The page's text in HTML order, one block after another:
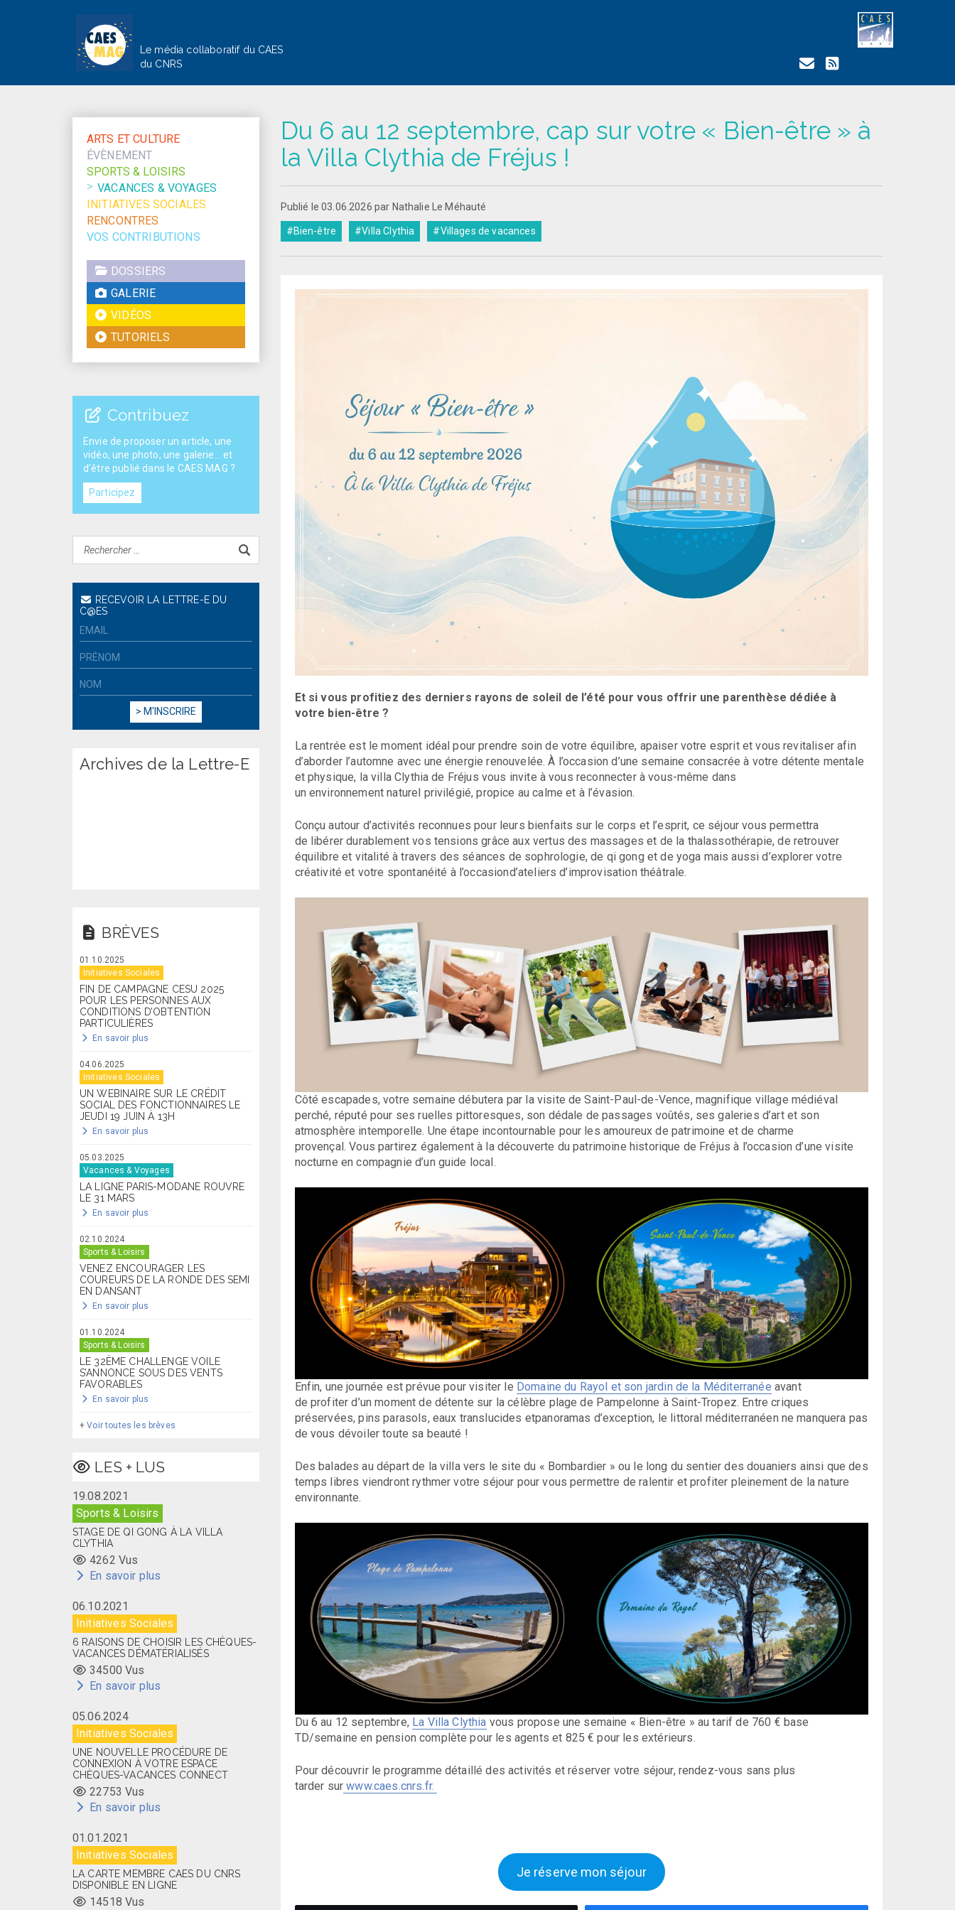
Le média collaboratif du CAES
du CNRS
Du 6 au 12 septembre, cap sur votre « Bien-être » à
la Villa Clythia de Fréjus !
Publié le 03.06.2026 par Nathalie Le Méhauté
#Bien-être #Villa Clythia #Villages de vacances
Et si vous profitiez des derniers rayons de soleil de l’été pour vous offrir une parenthèse dédiée à
votre bien-être ?
La rentrée est le moment idéal pour prendre soin de votre équilibre, apaiser votre esprit et vous revitaliser afin
d’aborder l’automne avec une énergie renouvelée. À l’occasion d’une semaine consacrée à votre détente mentale
et physique, la villa Clythia de Fréjus vous invite à vous reconnecter à vous-même dans
un environnement naturel privilégié, propice au calme et à l’évasion.
Conçu autour d’activités reconnues pour leurs bienfaits sur le corps et l’esprit, ce séjour vous permettra
de libérer durablement vos tensions grâce aux vertus des massages et de la thalassothérapie, de retrouver
équilibre et vitalité à travers des séances de sophrologie, de qi gong et de yoga mais aussi d’explorer votre
créativité et votre spontanéité à l’occasiond’ateliers d’improvisation théâtrale.
Côté escapades, votre semaine débutera par la visite de Saint-Paul-de-Vence, magnifique village médiéval
perché, réputé pour ses ruelles pittoresques, son dédale de passages voûtés, ses galeries d’art et son
atmosphère intemporelle. Une étape incontournable pour les amoureux de patrimoine et de charme
provençal. Vous partirez également à la découverte du patrimoine historique de Fréjus à l’occasion d’une visite
nocturne en compagnie d’un guide local.
Enfin, une journée est prévue pour visiter le Domaine du Rayol et son jardin de la Méditerranée avant
de profiter d’un moment de détente sur la célèbre plage de Pampelonne à Saint-Tropez. Entre criques
préservées, pins parasols, eaux translucides etpanoramas d’exception, le littoral méditerranéen ne manquera pas
de vous dévoiler toute sa beauté !
Des balades au départ de la villa vers le site du « Bombardier » ou le long du sentier des douaniers ainsi que des
temps libres viendront rythmer votre séjour pour vous permettre de ralentir et profiter pleinement de la nature
environnante.
Du 6 au 12 septembre, La Villa Clythia vous propose une semaine « Bien-être » au tarif de 760 € base
TD/semaine en pension complète pour les agents et 825 € pour les extérieurs.
Pour découvrir le programme détaillé des activités et réserver votre séjour, rendez-vous sans plus
tarder sur www.caes.cnrs.fr.
Je réserve mon séjour
ARTS ET CULTURE
ÉVÈNEMENT
SPORTS & LOISIRS
VACANCES & VOYAGES
INITIATIVES SOCIALES
RENCONTRES
VOS CONTRIBUTIONS
DOSSIERS
GALERIE
VIDÉOS
TUTORIELS
Contribuez
Envie de proposer un article, une
vidéo, une photo, une galerie... et
d'être publié dans le CAES MAG ?
Participez
RECEVOIR LA LETTRE-E DU
C@ES
Archives de la Lettre-E
BRÈVES
01.10.2025
Initiatives Sociales
FIN DE CAMPAGNE CESU 2025
POUR LES PERSONNES AUX
CONDITIONS D’OBTENTION
PARTICULIÈRES
En savoir plus
04.06.2025
Initiatives Sociales
UN WEBINAIRE SUR LE CRÉDIT
SOCIAL DES FONCTIONNAIRES LE
JEUDI 19 JUIN À 13H
En savoir plus
05.03.2025
Vacances & Voyages
LA LIGNE PARIS-MODANE ROUVRE
LE 31 MARS
En savoir plus
02.10.2024
Sports & Loisirs
VENEZ ENCOURAGER LES
COUREURS DE LA RONDE DES SEMI
EN DANSANT
En savoir plus
01.10.2024
Sports & Loisirs
LE 32ÈME CHALLENGE VOILE
S’ANNONCE SOUS DES VENTS
FAVORABLES
En savoir plus
+Voir toutes les brèves
LES + LUS
19.08.2021
Sports & Loisirs
STAGE DE QI GONG À LA VILLA
CLYTHIA
4262 Vus
En savoir plus
06.10.2021
Initiatives Sociales
6 RAISONS DE CHOISIR LES CHÈQUES-
VACANCES DÉMATÉRIALISÉS
34500 Vus
En savoir plus
05.06.2024
Initiatives Sociales
UNE NOUVELLE PROCÉDURE DE
CONNEXION À VOTRE ESPACE
CHÈQUES-VACANCES CONNECT
22753 Vus
En savoir plus
01.01.2021
Initiatives Sociales
LA CARTE MEMBRE CAES DU CNRS
DISPONIBLE EN LIGNE
14518 Vus